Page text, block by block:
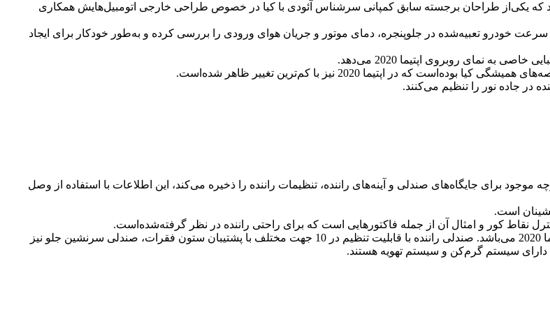
یکی‌از طراحان برجسته سابق کمپانی سرشناس آئودی با کیا در خصوص طراحی خارجی اتومبیل‌هایش همکاری
خودرو تعبیه‌شده در جلو‌پنجره، دمای موتور و جریان هوای ورودی را بررسی کرده و به‌طور خودکار برای ایجاد
نمای روبروی اپتیما 2020 می‌دهد.
اپتیما 2020 نیز با کم‌ترین تغییر ظاهر شده‌است.
است. سیستم حافظه یک‌پارچه موجود برای جایگاه‌های صندلی و آینه‌های راننده، تنظیمات راننده را ذخیره می‌کند، این اطلاعات با استفاده از وصل
است.
نقاط کور و امثال آن از جمله فاکتورهایی است که برای راحتی راننده در نظر گرفته‌شده‌است.
صندلی‌های چرمی خوش‌دوخت و راحت از جمله امتیازات مثبت طراحی داخلی کیا اپتیما 2020 می‌باشد. صندلی راننده با قابلیت تنظیم در 10 جهت مختلف با پشتیبان ستون فقرات، صندلی سرنشین جلو نیز